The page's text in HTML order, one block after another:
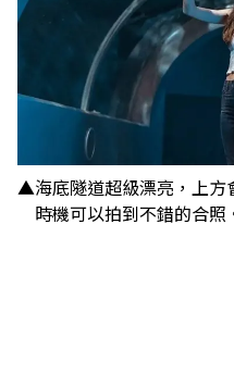
▲海底隧道超級漂亮，上方
時機可以拍到不錯的合照